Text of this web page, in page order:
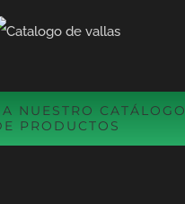
NUESTRO CATÁLOGO
PRODUCTOS